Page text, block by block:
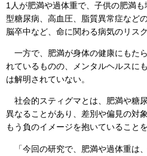
1人が肥満や過体重で、子供の肥満
型糖尿病、高血圧、脂質異常症など
脳卒中など、命に関わる病気のリスク
一方で、肥満が身体の健康にもた
れているものの、メンタルヘルスに
は解明されていない。
社会的スティグマとは、肥満や糖
異なることがあり、差別や偏見の対
もう負のイメージを抱いていることを
「今回の研究で、肥満や過体重は